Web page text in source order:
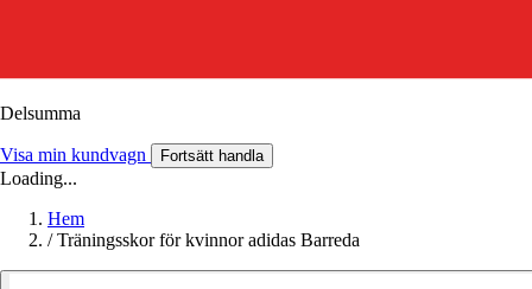
Delsumma
Visa min kundvagn Fortsätt handla
Loading...
Hem
/ Träningsskor för kvinnor adidas Barreda